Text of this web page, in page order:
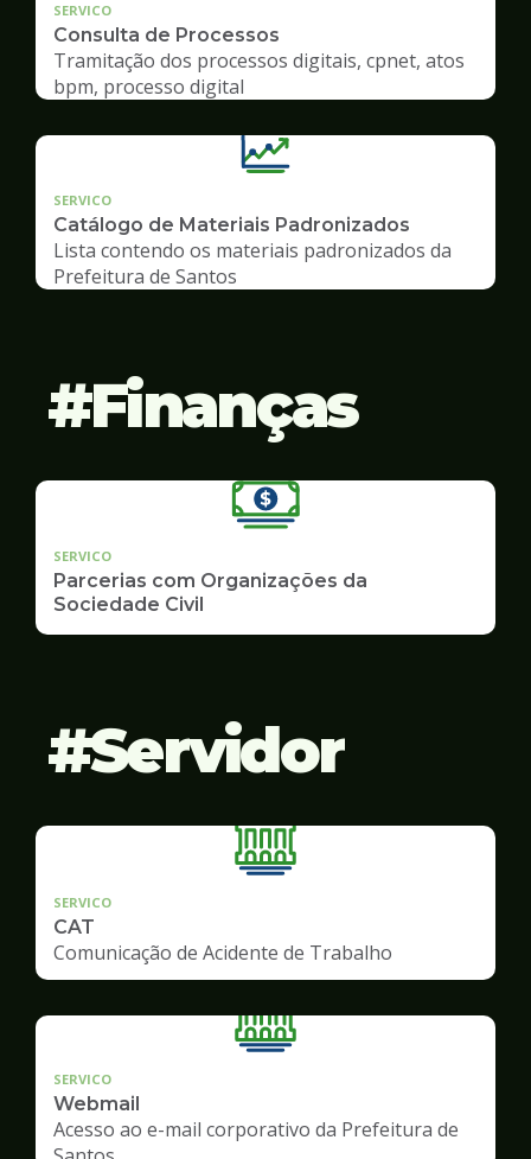
SERVICO
Consulta de Processos
Tramitação dos processos digitais, cpnet, atos
bpm, processo digital
SERVICO
Catálogo de Materiais Padronizados
Lista contendo os materiais padronizados da
Prefeitura de Santos
Finanças
SERVICO
Parcerias com Organizações da
Sociedade Civil
Servidor
SERVICO
CAT
Comunicação de Acidente de Trabalho
SERVICO
Webmail
Acesso ao e-mail corporativo da Prefeitura de